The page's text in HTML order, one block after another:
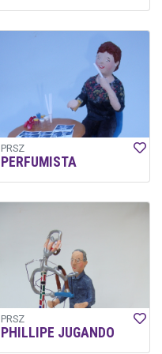
PRSZ
PERFUMISTA
PRSZ
PHILLIPE JUGANDO